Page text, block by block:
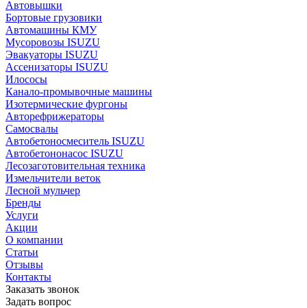
Автовышки
Бортовые грузовики
Автомашины КМУ
Мусоровозы ISUZU
Эвакуаторы ISUZU
Ассенизаторы ISUZU
Илососы
Канало-промывочные машины
Изотермические фургоны
Авторефрижераторы
Самосвалы
Автобетоносмеситель ISUZU
Автобетононасос ISUZU
Лесозаготовительная техника
Измельчители веток
Лесной мульчер
Бренды
Услуги
Акции
О компании
Статьи
Отзывы
Контакты
Заказать звонок
Задать вопрос